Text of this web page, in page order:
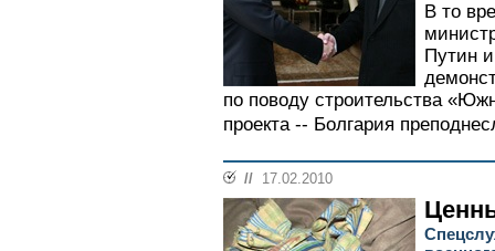
В то
Путин
по поводу строительства
проекта -- Болгария
// 17.02.2010